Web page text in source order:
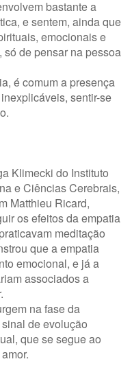
bastante a
e sentem, ainda que
emocionais e
só de pensar na pessoa
é comum a presença
sentir-se
Klimecki do Instituto
e Ciências Cerebrais,
Matthieu Ricard,
os efeitos da empatia
meditação
que a empatia
emocional, e já a
associados a
na fase da
de evolução
que se segue ao